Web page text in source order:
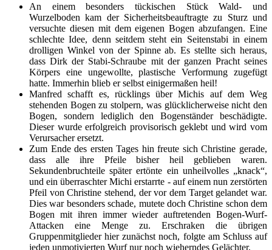
An einem besonders tückischen Stück Wald- und
Wurzelboden kam der Sicherheitsbeauftragte zu Sturz und
versuchte diesen mit dem eigenen Bogen abzufangen. Eine
schlechte Idee, denn seitdem steht ein Seitenstabi in einem
drolligen Winkel von der Spinne ab. Es stellte sich heraus,
dass Dirk der Stabi-Schraube mit der ganzen Pracht seines
Körpers eine ungewollte, plastische Verformung zugefügt
hatte. Immerhin blieb er selbst einigermaßen heil!
Manfred schafft es, rücklings über Michis auf dem Weg
stehenden Bogen zu stolpern, was glücklicherweise nicht den
Bogen, sondern lediglich den Bogenständer beschädigte.
Dieser wurde erfolgreich provisorisch geklebt und wird vom
Verursacher ersetzt.
Zum Ende des ersten Tages hin freute sich Christine gerade,
dass alle ihre Pfeile bisher heil geblieben waren.
Sekundenbruchteile später ertönte ein unheilvolles „knack“,
und ein überraschter Michi erstarrte - auf einem nun zerstörten
Pfeil von Christine stehend, der vor dem Target gelandet war.
Dies war besonders schade, mutete doch Christine schon dem
Bogen mit ihren immer wieder auftretenden Bogen-Wurf-
Attacken eine Menge zu. Erschraken die übrigen
Gruppenmitglieder hier zunächst noch, folgte am Schluss auf
jeden unmotivierten Wurf nur noch wieherndes Gelächter.